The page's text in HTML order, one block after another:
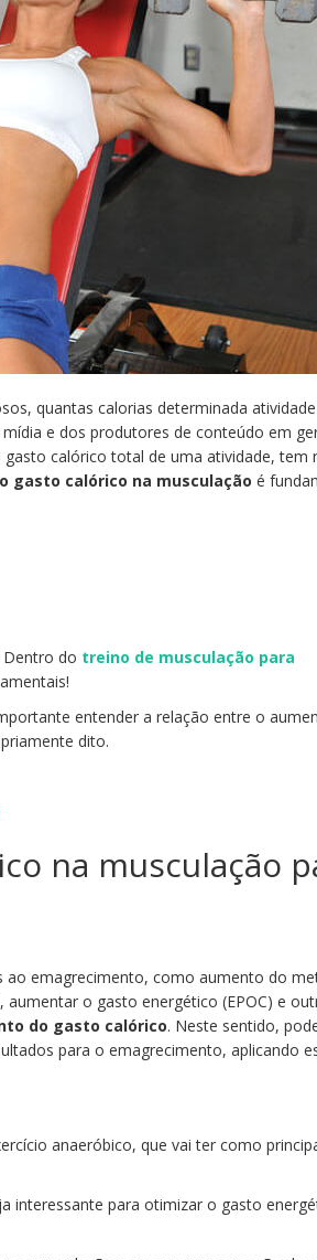
quantas calorias determinada
e dos produtores de conteúdo em
calórico total de uma atividade, tem
gasto calórico na musculação é
do treino de musculação para
entender a relação entre o
dito.
na musculação
emagrecimento, como aumento do
aumentar o gasto energético (EPOC) e
do gasto calórico. Neste sentido,
para o emagrecimento, aplicando
anaeróbico, que vai ter como
interessante para otimizar o gasto